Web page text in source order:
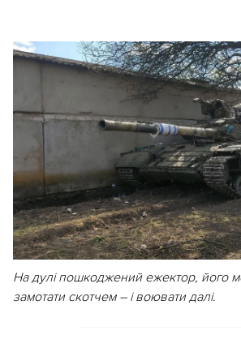
На дулі пошкоджений ежектор, його
замотати скотчем – і воювати далі.